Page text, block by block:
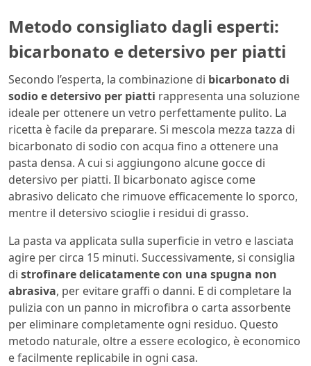
Metodo consigliato dagli esperti:
bicarbonato e detersivo per piatti
Secondo l’esperta, la combinazione di bicarbonato di
sodio e detersivo per piatti rappresenta una soluzione
ideale per ottenere un vetro perfettamente pulito. La
ricetta è facile da preparare. Si mescola mezza tazza di
bicarbonato di sodio con acqua fino a ottenere una
pasta densa. A cui si aggiungono alcune gocce di
detersivo per piatti. Il bicarbonato agisce come
abrasivo delicato che rimuove efficacemente lo sporco,
mentre il detersivo scioglie i residui di grasso.
La pasta va applicata sulla superficie in vetro e lasciata
agire per circa 15 minuti. Successivamente, si consiglia
di strofinare delicatamente con una spugna non
abrasiva, per evitare graffi o danni. E di completare la
pulizia con un panno in microfibra o carta assorbente
per eliminare completamente ogni residuo. Questo
metodo naturale, oltre a essere ecologico, è economico
e facilmente replicabile in ogni casa.